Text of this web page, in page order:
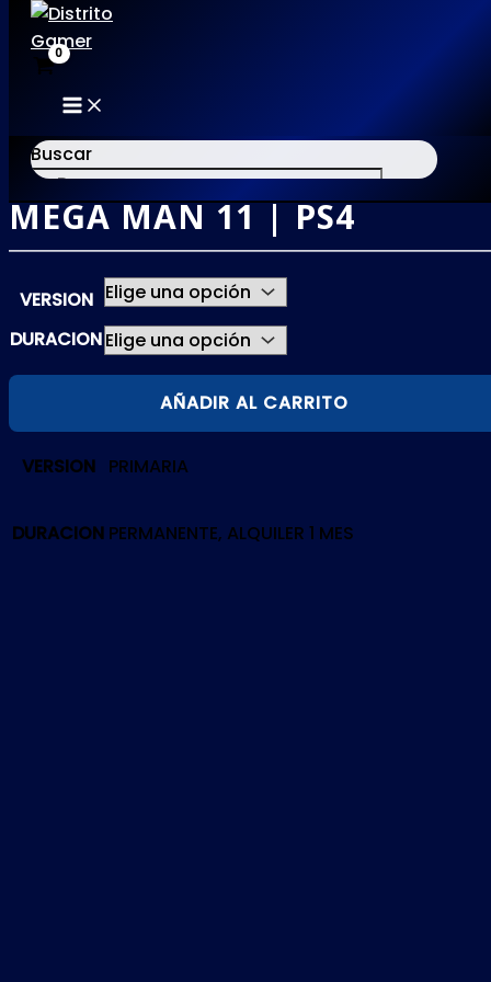
al
contenido
MAIN
MENU
Buscar
×
MEGA MAN 11 | PS4
VERSION
DURACION
MEGA
cantidad
AÑADIR AL CARRITO
VERSION PRIMARIA
DURACION PERMANENTE, ALQUILER 1 MES